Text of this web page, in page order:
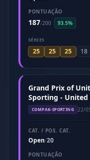
PONTUAÇÃO
187/200 93.5%
SÉRIES
25 25 25 18
Grand Prix of
Sporting - United
COMPAK-SPORTING 22/
CAT. / POS. CAT.
Open/20
PONTUAÇÃO